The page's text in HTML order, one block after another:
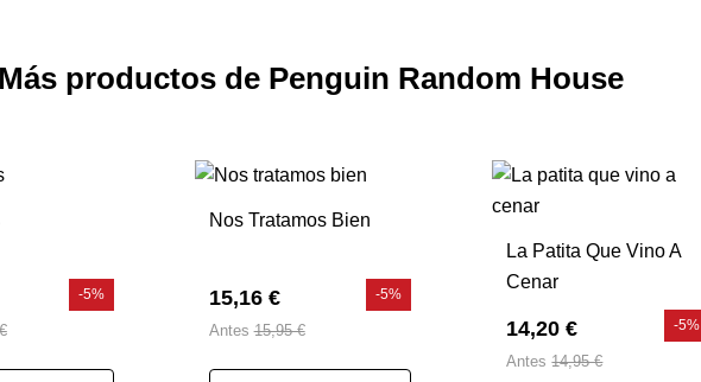
Más productos de Penguin Random House
-5%
Nos Tratamos Bien
15,16 €
Antes 15,95 €
-5%
La Patita Que Vino A
Cenar
14,20 €
Antes 14,95 €
-5%